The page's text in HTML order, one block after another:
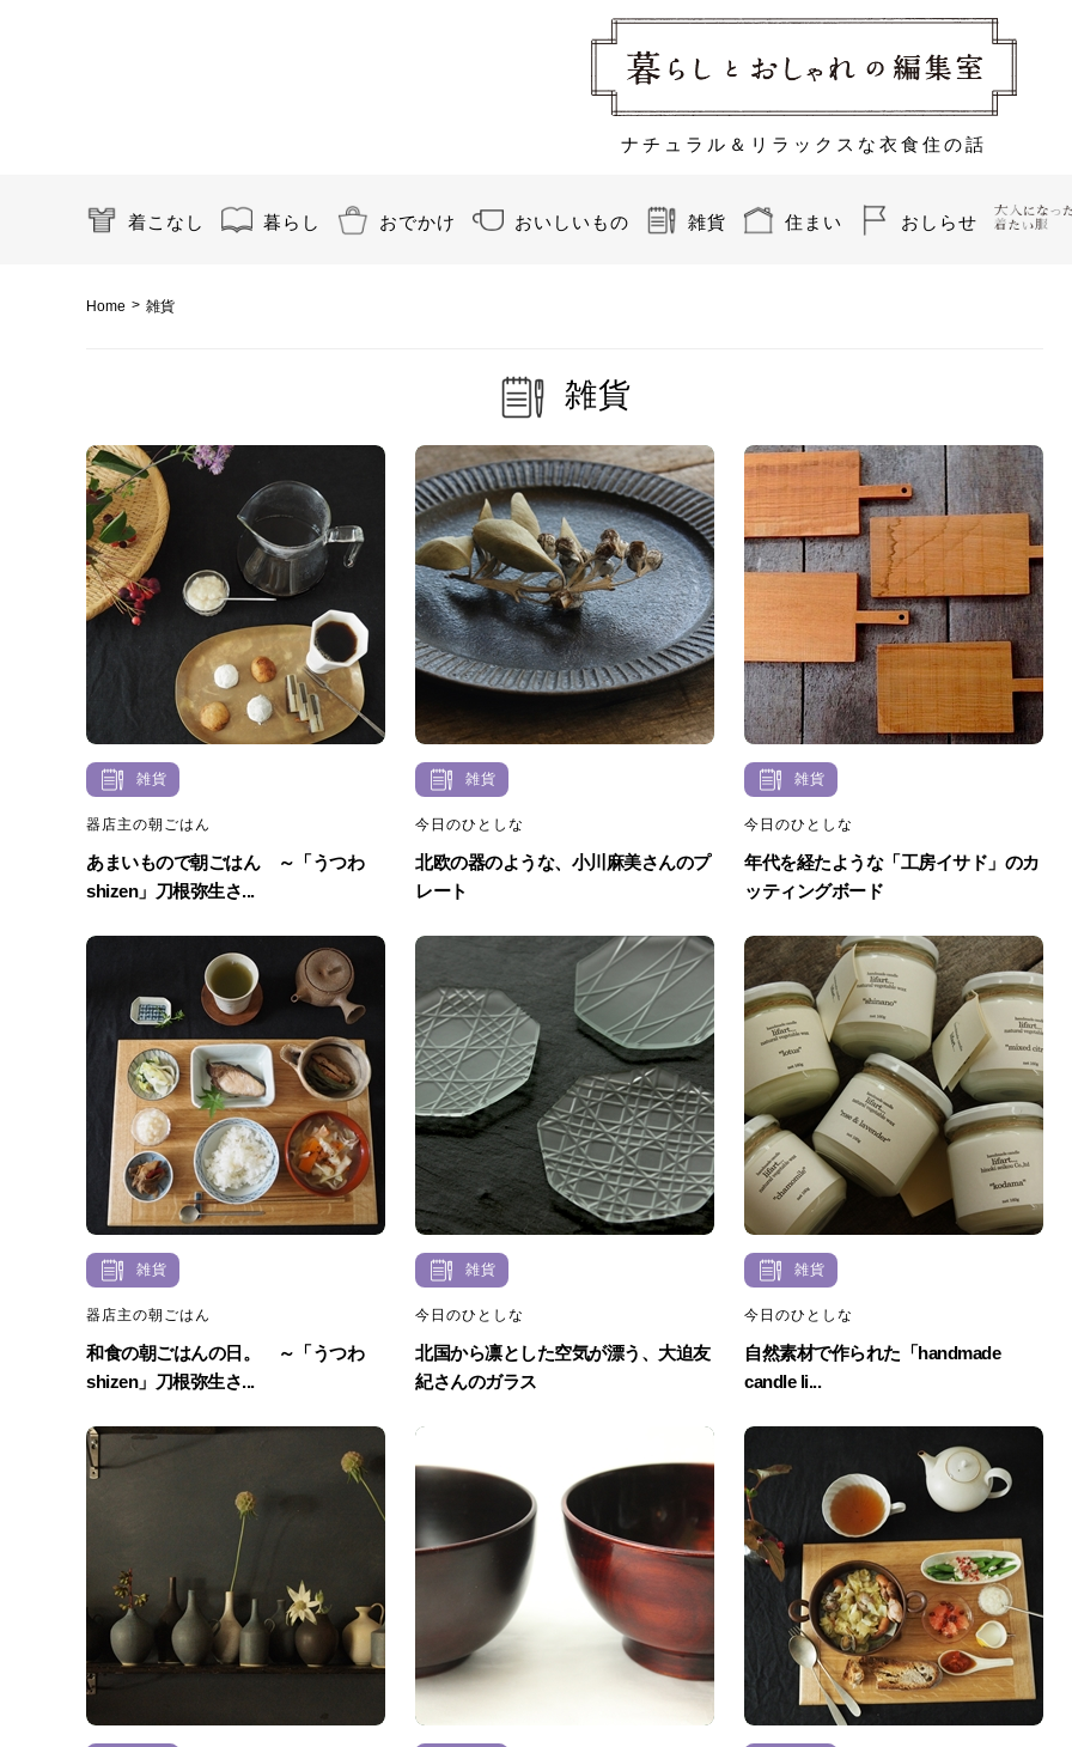
ナチュラル＆リラックスな衣食住の話
着こなし 暮らし おでかけ おいしいもの 雑貨 住まい おしらせ
Home > 雑貨
雑貨
雑貨
器店主の朝ごはん
あまいもので朝ごはん ～「うつわ
shizen」刀根弥生さ...
雑貨
今日のひとしな
北欧の器のような、小川麻美さんのプ
レート
雑貨
今日のひとしな
年代を経たような「工房イサド」のカ
ッティングボード
雑貨
器店主の朝ごはん
和食の朝ごはんの日。 ～「うつわ
shizen」刀根弥生さ...
雑貨
今日のひとしな
北国から凛とした空気が漂う、大迫友
紀さんのガラス
雑貨
今日のひとしな
自然素材で作られた「handmade
candle li...